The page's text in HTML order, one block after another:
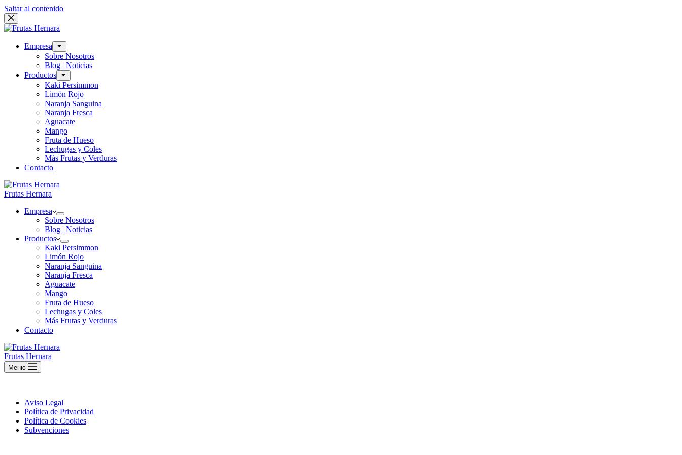
Saltar al contenido
Empresa
Sobre Nosotros
Blog | Noticias
Productos
Kaki Persimmon
Limón Rojo
Naranja Sanguina
Naranja Fresca
Aguacate
Mango
Fruta de Hueso
Lechugas y Coles
Más Frutas y Verduras
Contacto
Frutas Hernara
Empresa
Sobre Nosotros
Blog | Noticias
Productos
Kaki Persimmon
Limón Rojo
Naranja Sanguina
Naranja Fresca
Aguacate
Mango
Fruta de Hueso
Lechugas y Coles
Más Frutas y Verduras
Contacto
Frutas Hernara
Меню
Aviso Legal
Política de Privacidad
Política de Cookies
Subvenciones